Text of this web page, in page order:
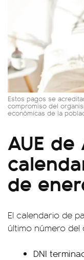
Estos pagos se
compromiso del
económicas de la
AUE de
de
El calendario de
último número
DNI